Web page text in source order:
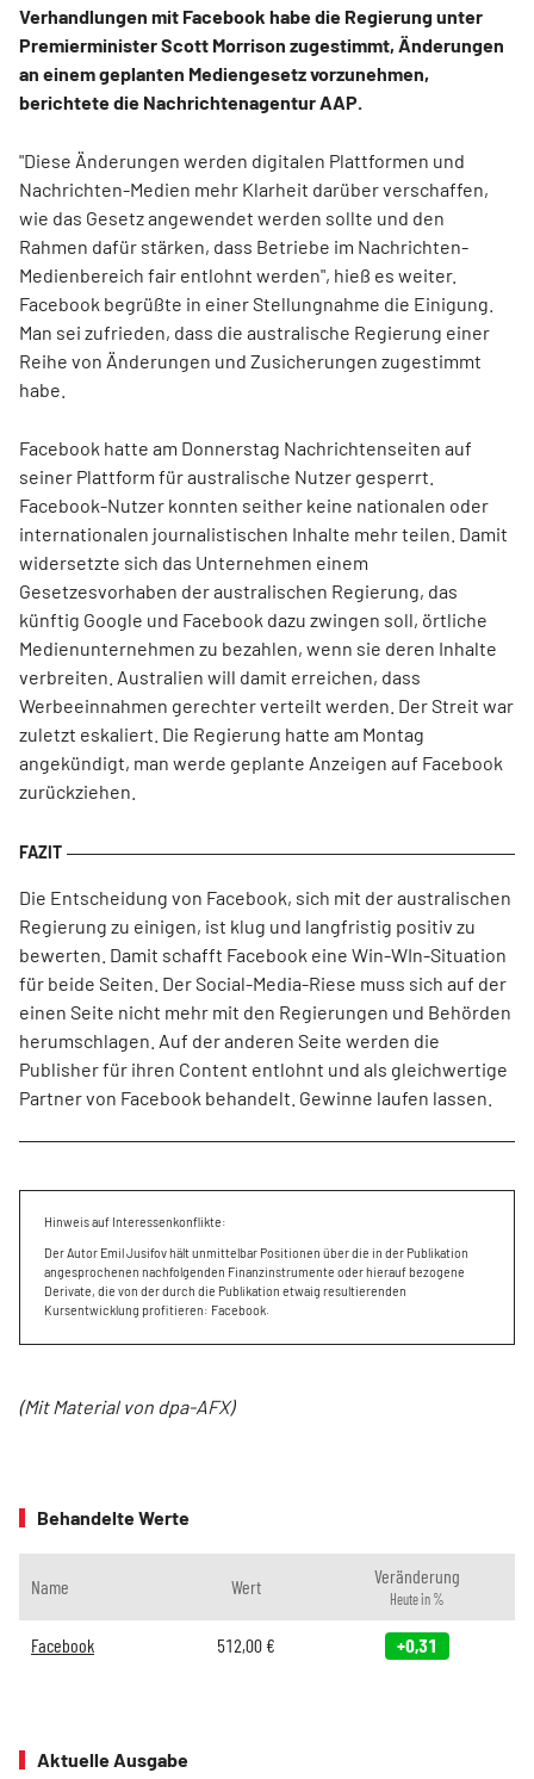
Verhandlungen mit Facebook habe die Regierung unter
Premierminister Scott Morrison zugestimmt, Änderungen
an einem geplanten Mediengesetz vorzunehmen,
berichtete die Nachrichtenagentur AAP.
"Diese Änderungen werden digitalen Plattformen und
Nachrichten-Medien mehr Klarheit darüber verschaffen,
wie das Gesetz angewendet werden sollte und den
Rahmen dafür stärken, dass Betriebe im Nachrichten-
Medienbereich fair entlohnt werden", hieß es weiter.
Facebook begrüßte in einer Stellungnahme die Einigung.
Man sei zufrieden, dass die australische Regierung einer
Reihe von Änderungen und Zusicherungen zugestimmt
habe.
Facebook hatte am Donnerstag Nachrichtenseiten auf
seiner Plattform für australische Nutzer gesperrt.
Facebook-Nutzer konnten seither keine nationalen oder
internationalen journalistischen Inhalte mehr teilen. Damit
widersetzte sich das Unternehmen einem
Gesetzesvorhaben der australischen Regierung, das
künftig Google und Facebook dazu zwingen soll, örtliche
Medienunternehmen zu bezahlen, wenn sie deren Inhalte
verbreiten. Australien will damit erreichen, dass
Werbeeinnahmen gerechter verteilt werden. Der Streit war
zuletzt eskaliert. Die Regierung hatte am Montag
angekündigt, man werde geplante Anzeigen auf Facebook
zurückziehen.
Die Entscheidung von Facebook, sich mit der australischen
Regierung zu einigen, ist klug und langfristig positiv zu
bewerten. Damit schafft Facebook eine Win-WIn-Situation
für beide Seiten. Der Social-Media-Riese muss sich auf der
einen Seite nicht mehr mit den Regierungen und Behörden
herumschlagen. Auf der anderen Seite werden die
Publisher für ihren Content entlohnt und als gleichwertige
Partner von Facebook behandelt. Gewinne laufen lassen.
Hinweis auf Interessenkonflikte:
Der Autor Emil Jusifov hält un­mittelbar Positionen über die in der Publikation
angesprochenen nachfolgenden Finanzinstrumente oder hierauf bezogene
Derivate, die von der durch die Publikation etwaig resultierenden
Kursentwicklung profitieren: Facebook.
(Mit Material von dpa-AFX)
Behandelte Werte
Name Wert Veränderung
Heute in %
Facebook 512,00 € +0,31
Aktuelle Ausgabe